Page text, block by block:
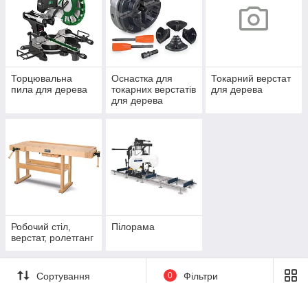
Торцювальна
пила для дерева
Оснастка для
токарних верстатів
для дерева
Токарний верстат
для дерева
Робочий стіл,
верстат, ролетганг
Пілорама
Сортування 0 Фільтри